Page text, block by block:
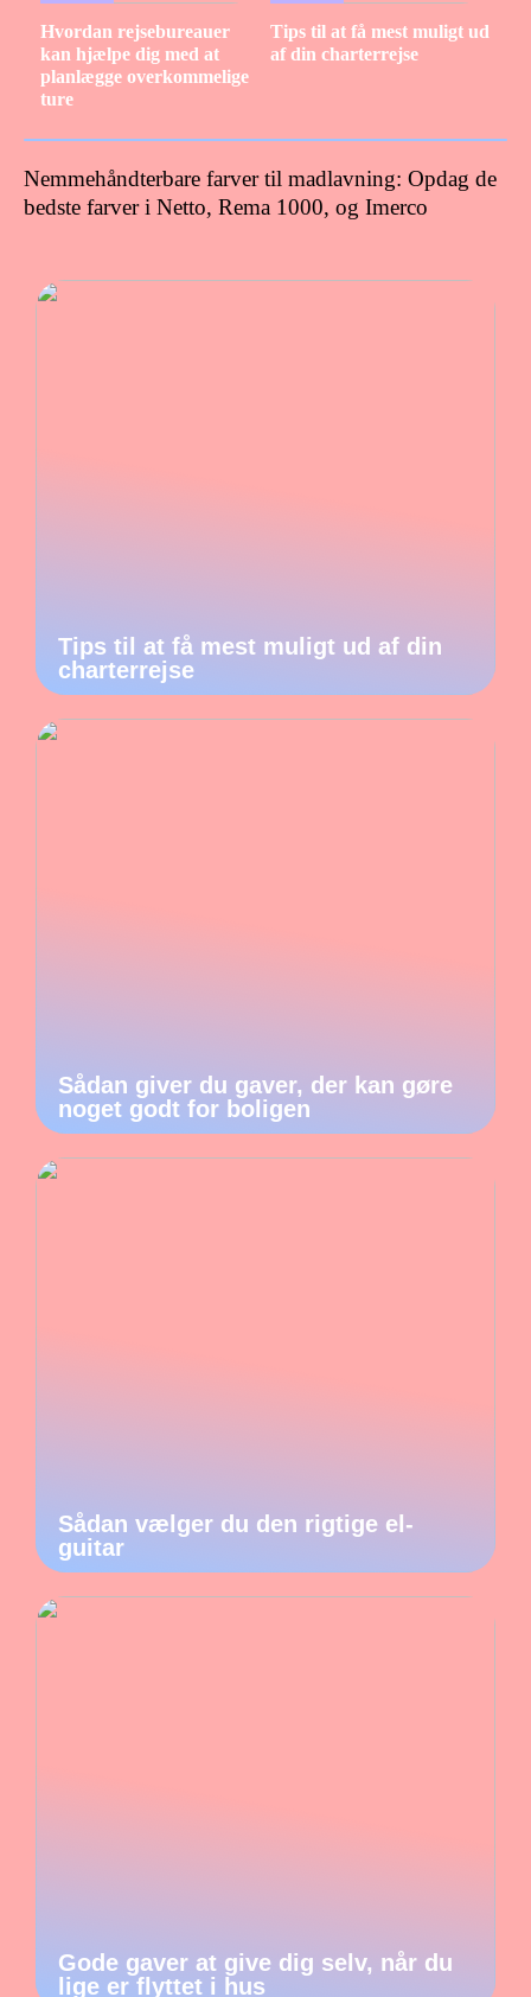
Hvordan rejsebureauer
kan hjælpe dig med at
planlægge overkommelige
ture
Tips til at få mest muligt ud
af din charterrejse
Nemmehåndterbare farver til madlavning: Opdag de
bedste farver i Netto, Rema 1000, og Imerco
Tips til at få mest muligt ud af din
charterrejse
Sådan giver du gaver, der kan gøre
noget godt for boligen
Sådan vælger du den rigtige el-
guitar
Gode gaver at give dig selv, når du
lige er flyttet i hus